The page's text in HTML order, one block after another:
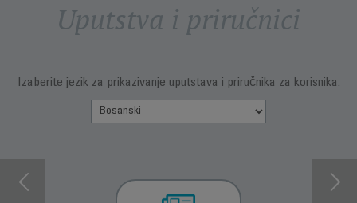
Uputstva i priručnici
Izaberite jezik za prikazivanje uputstava i priručnika za korisnika: